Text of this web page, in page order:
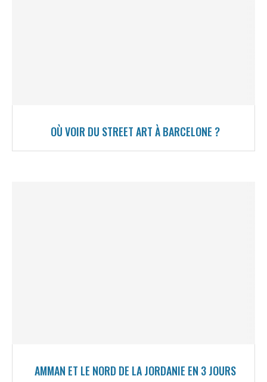
OÙ VOIR DU STREET ART À BARCELONE ?
AMMAN ET LE NORD DE LA JORDANIE EN 3 JOURS